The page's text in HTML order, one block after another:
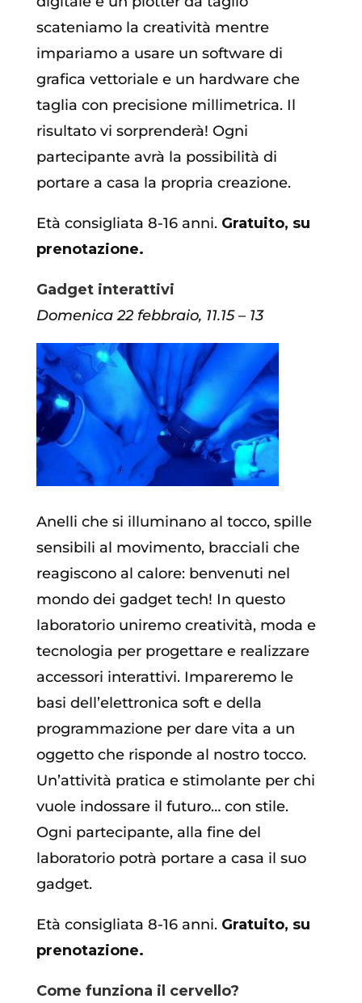
scateniamo la creatività mentre
impariamo a usare un software di
grafica vettoriale e un hardware che
taglia con precisione millimetrica. Il
risultato vi sorprenderà! Ogni
partecipante avrà la possibilità di
portare a casa la propria creazione.
Età consigliata 8-16 anni. Gratuito, su
prenotazione.
Gadget interattivi
Domenica 22 febbraio, 11.15 – 13
Anelli che si illuminano al tocco, spille
sensibili al movimento, bracciali che
reagiscono al calore: benvenuti nel
mondo dei gadget tech! In questo
laboratorio uniremo creatività, moda e
tecnologia per progettare e realizzare
accessori interattivi. Impareremo le
basi dell’elettronica soft e della
programmazione per dare vita a un
oggetto che risponde al nostro tocco.
Un’attività pratica e stimolante per chi
vuole indossare il futuro… con stile.
Ogni partecipante, alla fine del
laboratorio potrà portare a casa il suo
gadget.
Età consigliata 8-16 anni. Gratuito, su
prenotazione.
Come funziona il cervello?